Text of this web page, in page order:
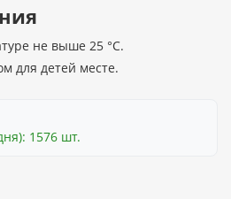
не выше 25 °С.
для детей месте.
1576 шт.